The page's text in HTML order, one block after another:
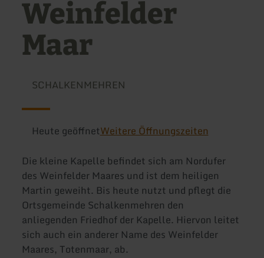
Weinfelder
Maar
SCHALKENMEHREN
Heute geöffnetWeitere Öffnungszeiten
Die kleine Kapelle befindet sich am Nordufer
des Weinfelder Maares und ist dem heiligen
Martin geweiht. Bis heute nutzt und pflegt die
Ortsgemeinde Schalkenmehren den
anliegenden Friedhof der Kapelle. Hiervon leitet
sich auch ein anderer Name des Weinfelder
Maares, Totenmaar, ab.